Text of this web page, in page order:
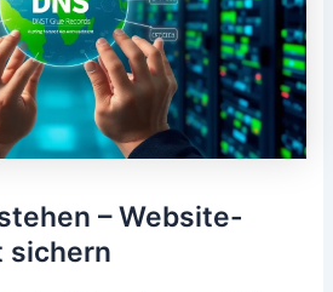
– Website-
sichern